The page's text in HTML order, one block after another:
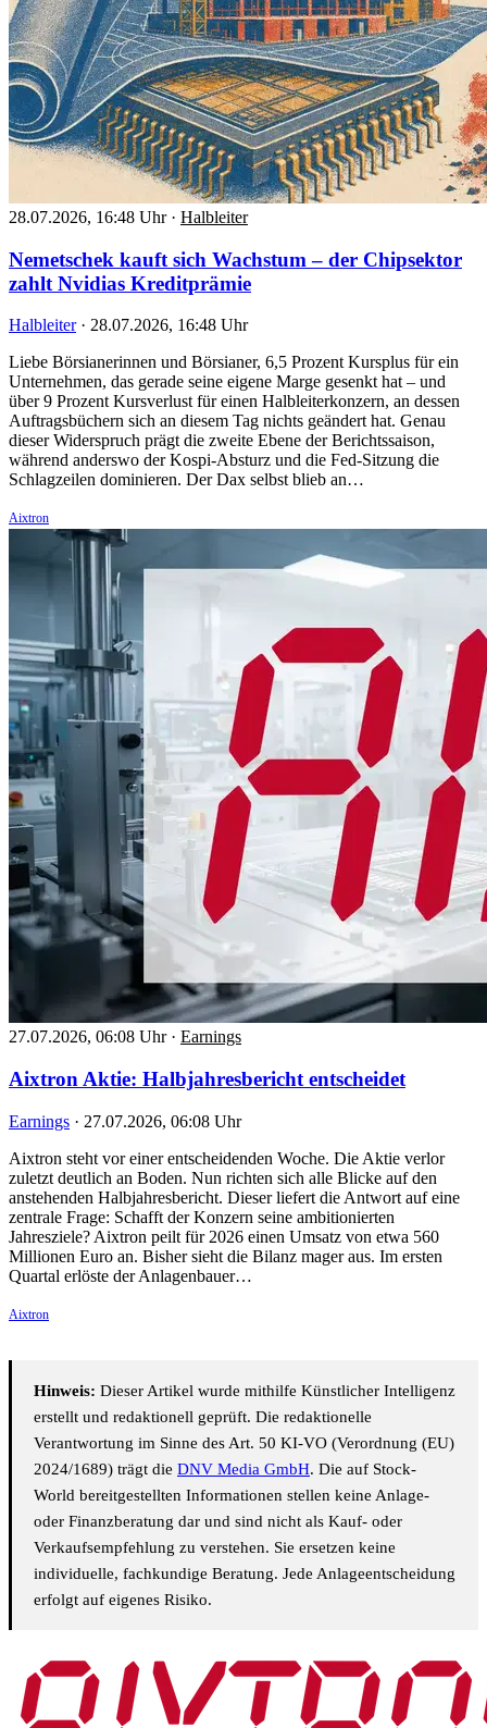
28.07.2026, 16:48 Uhr · Halbleiter
Nemetschek kauft sich Wachstum – der Chipsektor
zahlt Nvidias Kreditprämie
Halbleiter · 28.07.2026, 16:48 Uhr
Liebe Börsianerinnen und Börsianer, 6,5 Prozent Kursplus für ein
Unternehmen, das gerade seine eigene Marge gesenkt hat – und
über 9 Prozent Kursverlust für einen Halbleiterkonzern, an dessen
Auftragsbüchern sich an diesem Tag nichts geändert hat. Genau
dieser Widerspruch prägt die zweite Ebene der Berichtssaison,
während anderswo der Kospi-Absturz und die Fed-Sitzung die
Schlagzeilen dominieren. Der Dax selbst blieb an…
Aixtron
27.07.2026, 06:08 Uhr · Earnings
Aixtron Aktie: Halbjahresbericht entscheidet
Earnings · 27.07.2026, 06:08 Uhr
Aixtron steht vor einer entscheidenden Woche. Die Aktie verlor
zuletzt deutlich an Boden. Nun richten sich alle Blicke auf den
anstehenden Halbjahresbericht. Dieser liefert die Antwort auf eine
zentrale Frage: Schafft der Konzern seine ambitionierten
Jahresziele? Aixtron peilt für 2026 einen Umsatz von etwa 560
Millionen Euro an. Bisher sieht die Bilanz mager aus. Im ersten
Quartal erlöste der Anlagenbauer…
Aixtron
Hinweis: Dieser Artikel wurde mithilfe Künstlicher Intelligenz
erstellt und redaktionell geprüft. Die redaktionelle
Verantwortung im Sinne des Art. 50 KI-VO (Verordnung (EU)
2024/1689) trägt die DNV Media GmbH. Die auf Stock-
World bereitgestellten Informationen stellen keine Anlage-
oder Finanzberatung dar und sind nicht als Kauf- oder
Verkaufsempfehlung zu verstehen. Sie ersetzen keine
individuelle, fachkundige Beratung. Jede Anlageentscheidung
erfolgt auf eigenes Risiko.